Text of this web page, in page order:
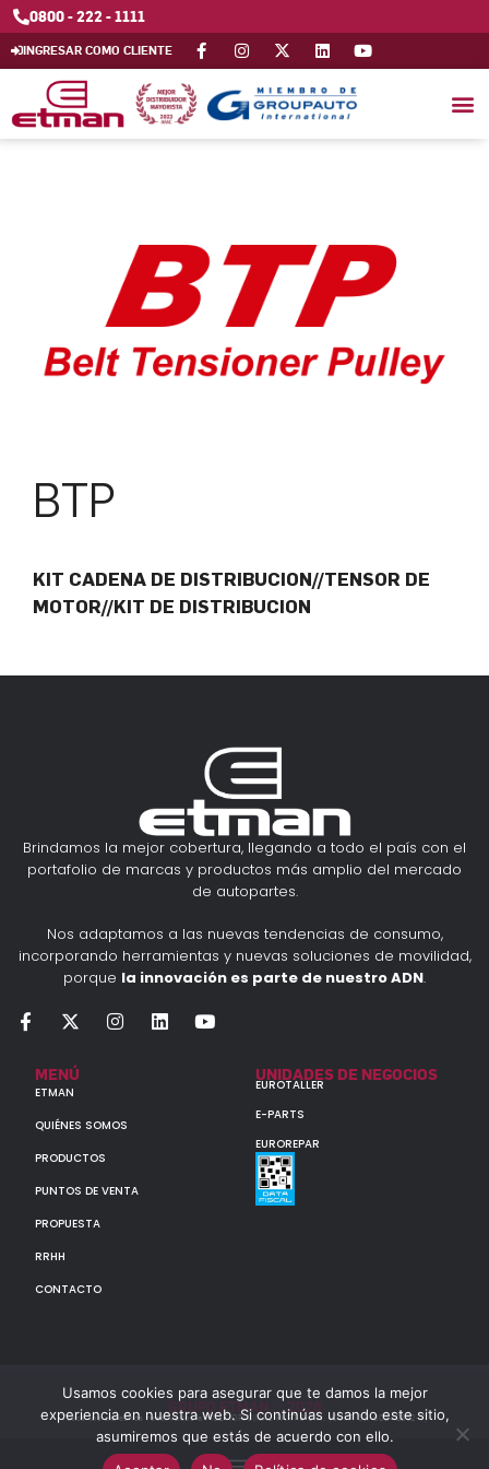
0800 - 222 - 1111
INGRESAR COMO CLIENTE
BTP
KIT CADENA DE DISTRIBUCION//TENSOR DE
MOTOR//KIT DE DISTRIBUCION
Brindamos la mejor cobertura, llegando a todo el país con el
portafolio de marcas y productos más amplio del mercado
de autopartes.
Nos adaptamos a las nuevas tendencias de consumo,
incorporando herramientas y nuevas soluciones de movilidad,
porque la innovación es parte de nuestro ADN.
MENÚ
ETMAN
QUIÉNES SOMOS
PRODUCTOS
PUNTOS DE VENTA
PROPUESTA
RRHH
CONTACTO
UNIDADES DE NEGOCIOS
EUROTALLER
E-PARTS
EUROREPAR
GRUPO ETMAN : : 2026
Todos los derechos reservados a MULTIORIGINAL PARTS S.A. (CUIT: 30-60142852-7)
Usamos cookies para asegurar que te damos la mejor
experiencia en nuestra web. Si continúas usando este sitio,
asumiremos que estás de acuerdo con ello.